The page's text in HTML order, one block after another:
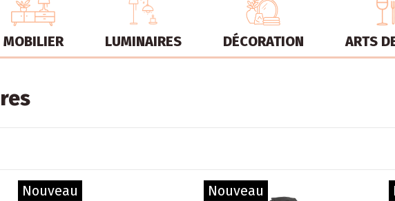
MOBILIER LUMINAIRES DÉCORATION ARTS
Nouveau Nouveau